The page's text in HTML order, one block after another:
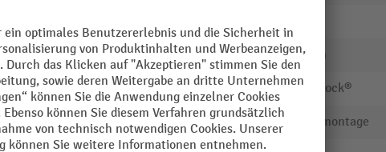
Lochraster 50 mm
Marke Steinbock®
Montage Steckmontage